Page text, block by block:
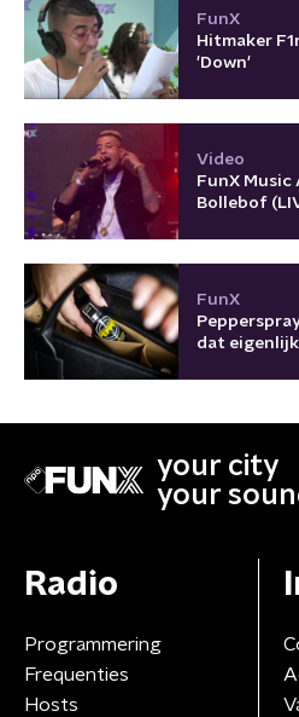
FunX
Hitmaker
'Down'
Video
FunX Music
Bollebof
FunX
dat eigenlijk
your city
your
Radio
Programmering
Frequenties
Hosts